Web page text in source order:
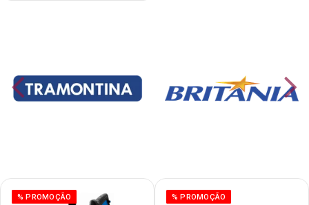
% PROMOÇÃO % PROMOÇÃO